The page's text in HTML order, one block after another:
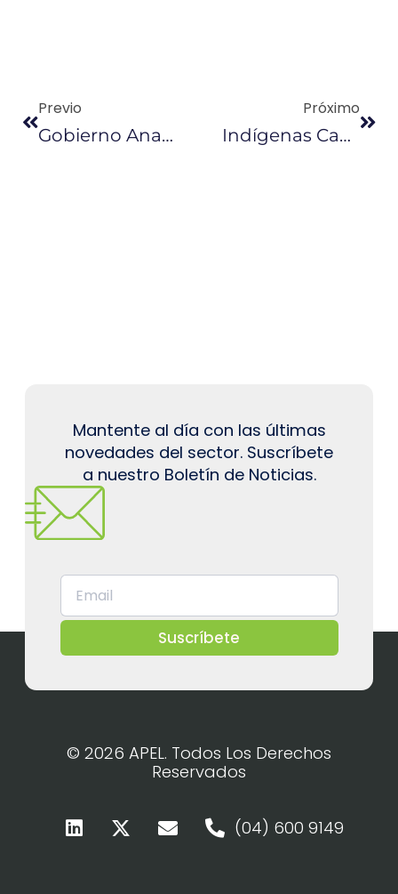
Previo
Gobierno Analizará Propuestas De Consejo Consultivo Productivo Y Tributario
Próximo
Indígenas Canadienses Visitan Zonas Donde Operó Chevron
Mantente al día con las últimas
novedades del sector. Suscríbete
a nuestro Boletín de Noticias.
Suscríbete
© 2026 APEL. Todos Los Derechos
Reservados
(04) 600 9149